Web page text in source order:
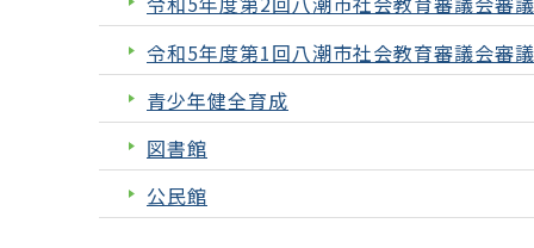
令和5年度第1回八潮市社会教育審議会審
青少年健全育成
図書館
公民館